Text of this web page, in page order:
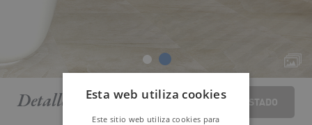
Detalle piezas VOLVER AL LISTADO
Esta web utiliza cookies
Este sitio web utiliza cookies para